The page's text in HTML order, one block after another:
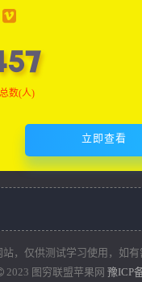
数(人)
立即查看
，仅供测试学习使用，如
2023 图穷联盟苹果网 豫ICP